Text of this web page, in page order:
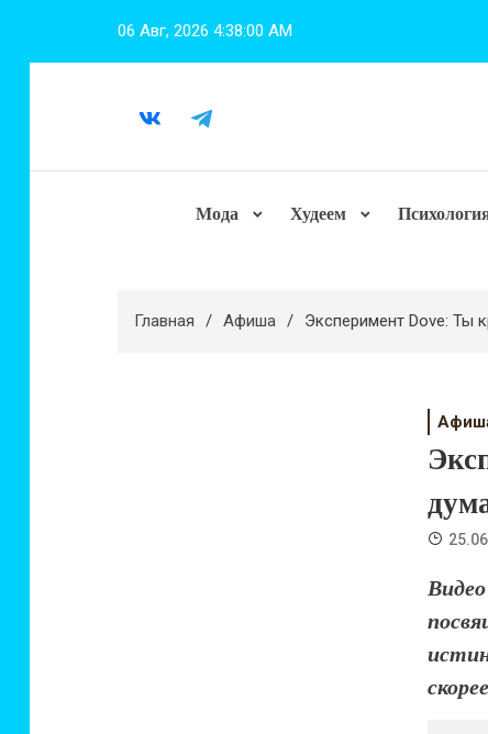
06 Авг, 2026 4:38:01 AM
Мода Худеем
Главная Афиша Эксперимент Dove: Ты